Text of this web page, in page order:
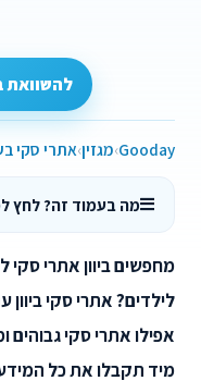
להשוואת
Gooday מגזין אתרי סקי
מה בעמוד זה? לחץ
מחפשים ביוון אתרי סקי
לילדים? אתרי סקי
אפילו אתרי סקי גבוהים
מיד תקבלו את כל